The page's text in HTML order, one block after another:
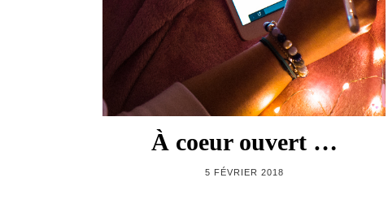
À coeur ouvert …
5 FÉVRIER 2018